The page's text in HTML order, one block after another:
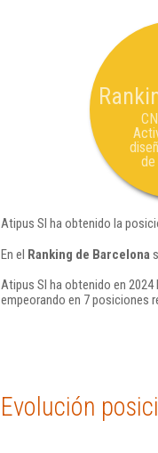
de
Atipus Sl ha obtenido la
En el Ranking de Barcelona
Atipus Sl ha obtenido en 2024
empeorando en 7 posiciones
Evolución